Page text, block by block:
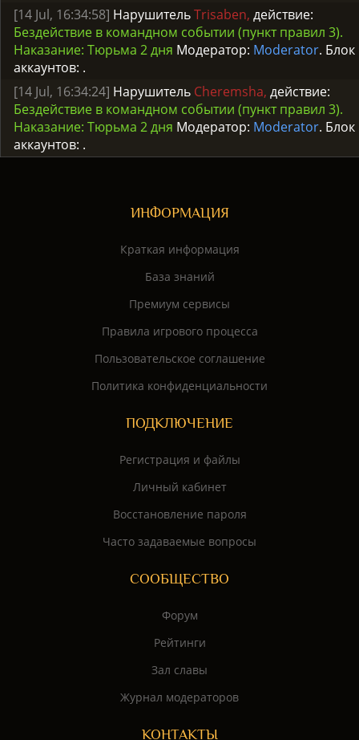
[14 Jul, 16:34:58] НарушительTrisaben, действие:
Бездействие в командном событии (пункт правил 3).
Наказание: Тюрьма 2 дня Модератор: Moderator. Блок
аккаунтов: .
[14 Jul, 16:34:24] Нарушитель Cheremsha, действие:
Бездействие в командном событии (пункт правил 3).
Наказание: Тюрьма 2 дня Модератор: Moderator. Блок
аккаунтов: .
ИНФОРМАЦИЯ
Краткая информация
База знаний
Премиум сервисы
Правила игрового процесса
Пользовательское соглашение
Политика конфиденциальности
ПОДКЛЮЧЕНИЕ
Регистрация и файлы
Личный кабинет
Восстановление пароля
Часто задаваемые вопросы
СООБЩЕСТВО
Форум
Рейтинги
Зал славы
Журнал модераторов
КОНТАКТЫ